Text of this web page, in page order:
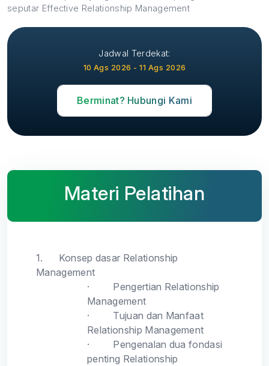
seputar Effective Relationship Management
Jadwal Terdekat:
10 Ags 2026 - 11 Ags 2026
Berminat? Hubungi Kami
Materi Pelatihan
1.
Konsep dasar Relationship
Management
·
Pengertian Relationship
Management
·
Tujuan dan Manfaat
Relationship Management
·
Pengenalan dua fondasi
penting Relationship